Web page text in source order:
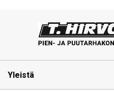
Yleistä